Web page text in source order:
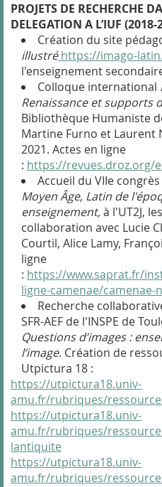
PROJETS DE RECHERCHE
DELEGATION A L’IUF (2018-
Création du site
illustréhttps://imago-
l'enseignement
Colloque international
Renaissance et supports
Bibliothèque Humaniste
Martine Furno et Laurent
2021. Actes en ligne
: https://revues.droz.org/
Accueil du VIIe congrès
Moyen Âge, Latin de
enseignement,à l'UT2J,
collaboration avec Lucie
Courtil, Alice Lamy,
ligne
: https://www.saprat.fr/
ligne-camenae/camenae-
Recherche
SFR-AEF de l'INSPE de
Questions d’images :
l’image. Création de
Utpictura 18 :
https://utpictura18.univ-
amu.fr/rubriques/
https://utpictura18.univ-
amu.fr/rubriques/
lantiquite
https://utpictura18.univ-
amu.fr/rubriques/